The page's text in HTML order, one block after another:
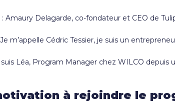
Amaury Delagarde, co-fondateur et CEO de
m’appelle Cédric Tessier, je suis un
suis Léa, Program Manager chez WILCO
à rejoindre le